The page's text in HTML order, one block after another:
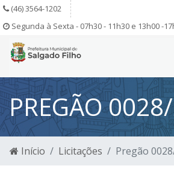
(46) 3564-1202
Segunda à Sexta - 07h30 - 11h30 e 13h00 -
PREGÃO
Início Licitações Pregão